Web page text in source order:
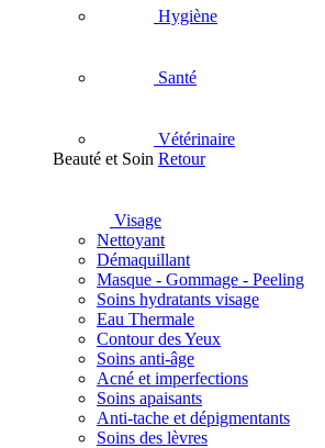
Hygiène
Santé
Vétérinaire
Beauté et Soin Retour
Visage
Nettoyant
Démaquillant
Masque - Gommage - Peeling
Soins hydratants visage
Eau Thermale
Contour des Yeux
Soins anti-âge
Acné et imperfections
Soins apaisants
Anti-tache et dépigmentants
Soins des lèvres